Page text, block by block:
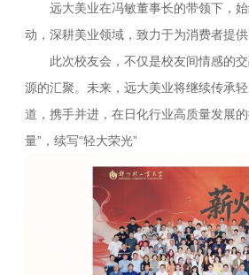
远大美业在冯敏董事长的带领下，始
动，深耕美业领域，致力于为消费者提供
此次校友会，不仅是校友间情感的交
源的汇聚。未来，远大美业将继续传承
道，携手并进，在日化行业高质量发展
量”，续写“轻大荣光”